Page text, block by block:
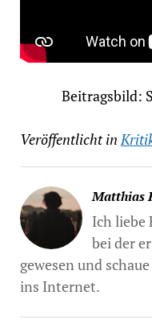
Beitragsbild:
Veröffentlicht in
Matthias
Ich liebe
bei der
gewesen und
ins Internet.